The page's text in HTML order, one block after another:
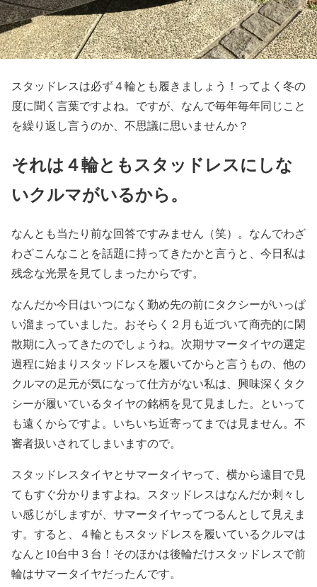
スタッドレスは必ず４輪とも履きましょう！ってよく冬の
度に聞く言葉ですよね。ですが、なんで毎年毎年同じこと
を繰り返し言うのか、不思議に思いませんか？
それは４輪ともスタッドレスにしな
いクルマがいるから。
なんとも当たり前な回答ですみません（笑）。なんでわざ
わざこんなことを話題に持ってきたかと言うと、今日私は
残念な光景を見てしまったからです。
なんだか今日はいつになく勤め先の前にタクシーがいっぱ
い溜まっていました。おそらく２月も近づいて商売的に閑
散期に入ってきたのでしょうね。次期サマータイヤの選定
過程に始まりスタッドレスを履いてからと言うもの、他の
クルマの足元が気になって仕方がない私は、興味深くタク
シーが履いているタイヤの銘柄を見て見ました。といって
も遠くからですよ。いちいち近寄ってまでは見ません。不
審者扱いされてしまいますので。
スタッドレスタイヤとサマータイヤって、横から遠目で見
てもすぐ分かりますよね。スタッドレスはなんだか刺々し
い感じがしますが、サマータイヤってつるんとして見えま
す。すると、４輪ともスタッドレスを履いているクルマは
なんと10台中３台！そのほかは後輪だけスタッドレスで前
輪はサマータイヤだったんです。